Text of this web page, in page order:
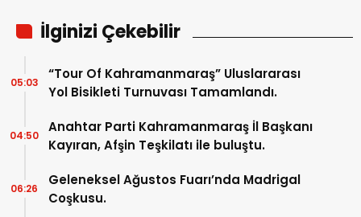
İlginizi Çekebilir
“Tour Of Kahramanmaraş” Uluslararası
Yol Bisikleti Turnuvası Tamamlandı.
05:03
Anahtar Parti Kahramanmaraş İl Başkanı
Kayıran, Afşin Teşkilatı ile buluştu.
04:50
Geleneksel Ağustos Fuarı’nda Madrigal
Coşkusu.
06:26